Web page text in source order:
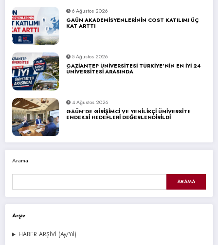
6 Ağustos 2026
GAÜN AKADEMİSYENLERİNİN COST KATILIMI ÜÇ
KAT ARTTI
5 Ağustos 2026
GAZİANTEP ÜNİVERSİTESİ TÜRKİYE’NİN EN İYİ 24
ÜNİVERSİTESİ ARASINDA
4 Ağustos 2026
GAÜN’DE GİRİŞİMCİ VE YENİLİKÇİ ÜNİVERSİTE
ENDEKSİ HEDEFLERİ DEĞERLENDİRİLDİ
Arama
ARAMA
Arşiv
HABER ARŞİVİ (Ay/Yıl)